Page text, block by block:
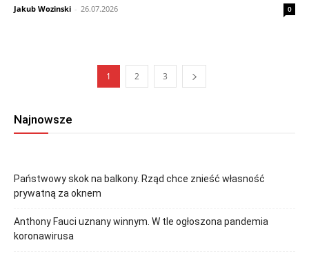
Jakub Wozinski - 26.07.2026 0
1 2 3
Najnowsze
Państwowy skok na balkony. Rząd chce znieść własność
prywatną za oknem
Anthony Fauci uznany winnym. W tle ogłoszona pandemia
koronawirusa